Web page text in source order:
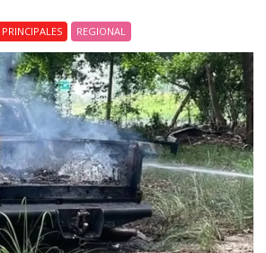
PRINCIPALES REGIONAL